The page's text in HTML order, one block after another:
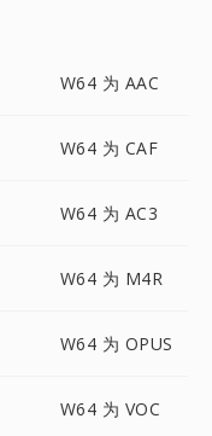
W64 为 AAC
W64 为 CAF
W64 为 AC3
W64 为 M4R
W64 为 OPUS
W64 为 VOC